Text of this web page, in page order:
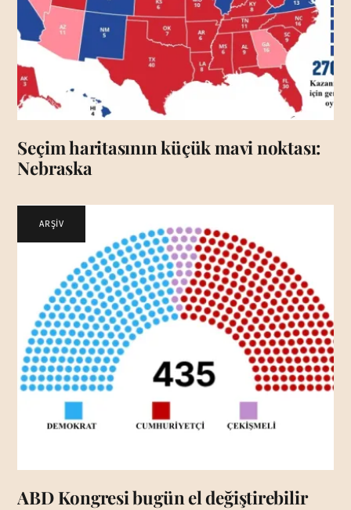
Seçim haritasının küçük mavi noktası:
Nebraska
ARŞİV
ABD Kongresi bugün el değiştirebilir